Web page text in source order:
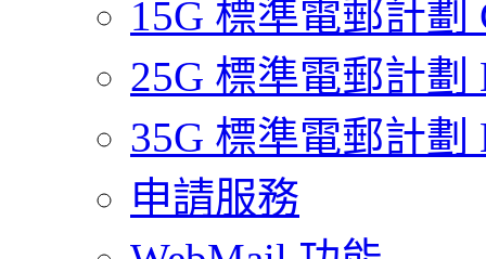
15G 標準電郵計劃
25G 標準電郵計劃
35G 標準電郵計劃
申請服務